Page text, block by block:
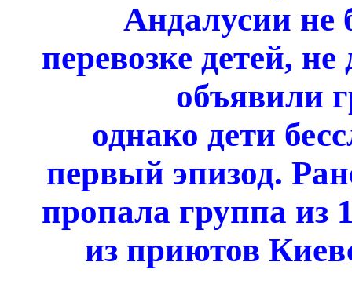
Андалусии не
перевозке детей,
объявили
однако дети
первый эпизод.
пропала группа из
из приютов